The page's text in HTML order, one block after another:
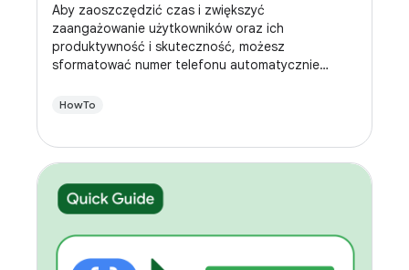
Aby zaoszczędzić czas i zwiększyć
zaangażowanie użytkowników oraz ich
produktywność i skuteczność, możesz
sformatować numer telefonu automatycznie
HowTo